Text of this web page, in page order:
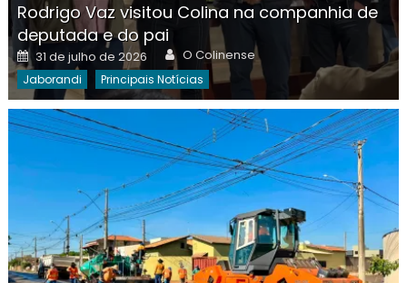
Rodrigo Vaz visitou Colina na companhia de
deputada e do pai
Posted
on
31 de julho de 2026 Author
O Colinense
Jaborandi Principais Notícias